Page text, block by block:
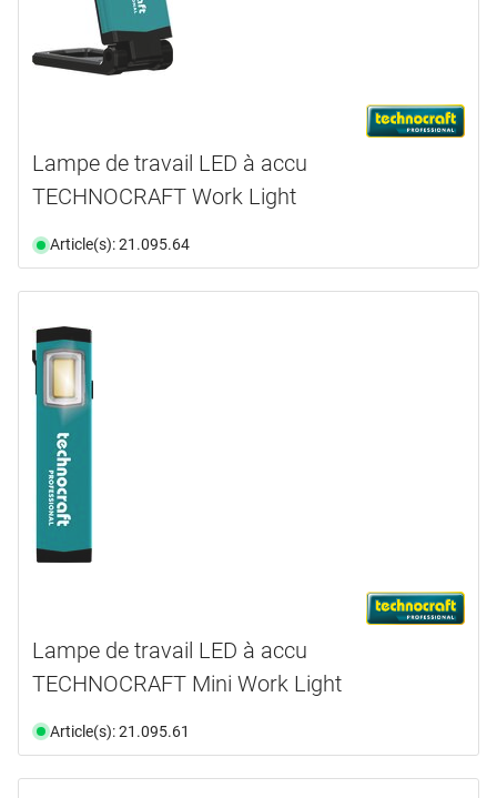
Lampe de travail LED à accu
TECHNOCRAFT Work Light
Article(s): 21.095.64
Lampe de travail LED à accu
TECHNOCRAFT Mini Work Light
Article(s): 21.095.61